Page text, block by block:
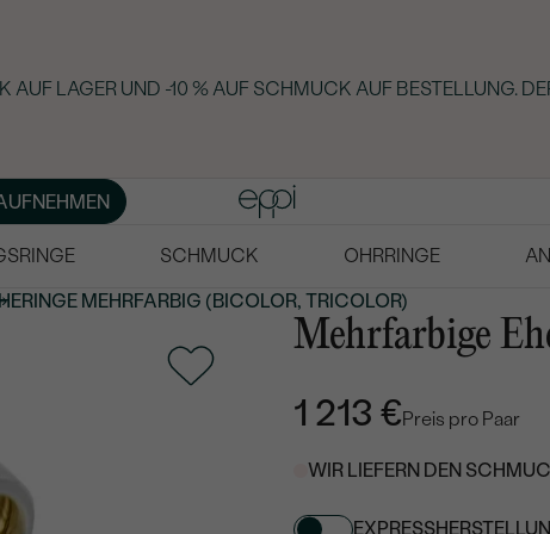
AUF LAGER UND -10 % AUF SCHMUCK AUF BESTELLUNG.
SCHMUCK OHRRINGE
MEHRFARBIG (BICOLOR, TRICOLOR)
Mehrfarbige
1 213 €Preis pro Paar
WIR LIEFERN DEN